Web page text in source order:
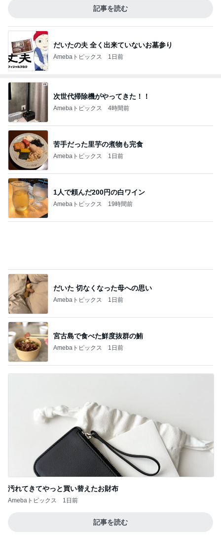
記事を読む
だいたの夫 全く出来ていないお墓参り
Amebaトピックス 1日前
次世代掃除機がやってきた！！
Amebaトピックス 4時間前
苦手だった里芋の煮物も完食
Amebaトピックス 1日前
1人で頼んだ200円の白ワイン
Amebaトピックス 19時間前
宮古島で食べた鮮度抜群の鮪
Amebaトピックス 1日前
汚れてきてやっと買い替えたお財布
Amebaトピックス 1日前
記事を読む
Amebaトピックス 1日前